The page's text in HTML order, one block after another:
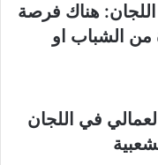
هناك فرصة
من الشباب او
في اللجان